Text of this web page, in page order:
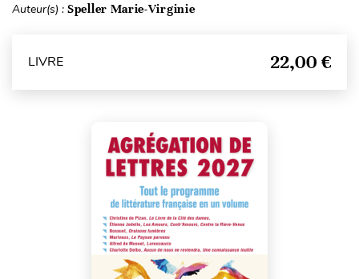
Auteur(s) : Speller Marie-Virginie
LIVRE 22,00 €